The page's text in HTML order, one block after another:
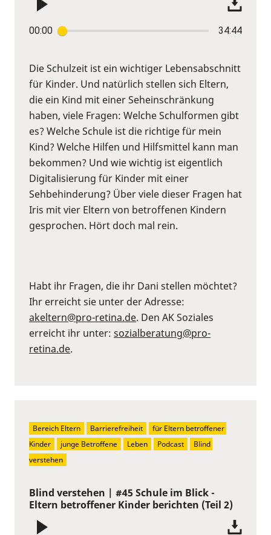
00:00 34:44
Die Schulzeit ist ein wichtiger Lebensabschnitt
für Kinder. Und natürlich stellen sich Eltern,
die ein Kind mit einer Seheinschränkung
haben, viele Fragen: Welche Schulformen gibt
es? Welche Schule ist die richtige für mein
Kind? Welche Hilfen und Hilfsmittel kann man
bekommen? Und wie wichtig ist eigentlich
Digitalisierung für Kinder mit einer
Sehbehinderung? Über viele dieser Fragen hat
Iris mit vier Eltern von betroffenen Kindern
gesprochen. Hört doch mal rein.
Habt ihr Fragen, die ihr Dani stellen möchtet?
Ihr erreicht sie unter der Adresse:
akeltern@pro-retina.de. Den AK Soziales
erreicht ihr unter: sozialberatung@pro-
retina.de.
Blind verstehen | #45 Schule im Blick -
Eltern betroffener Kinder berichten (Teil 2)
Bereich Eltern Barrierefreiheit
für Eltern betroffener
Kinder
junge Betroffene Leben Podcast
Blind
verstehen